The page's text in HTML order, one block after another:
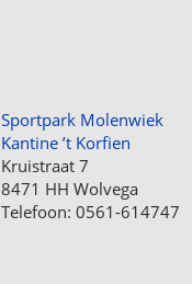
Sportpark Molenwiek
Kantine ’t Korfien
Kruistraat 7
8471 HH Wolvega
Telefoon: 0561-614747